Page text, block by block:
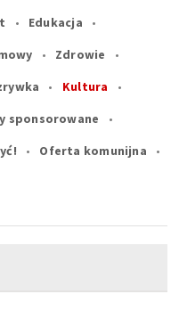
Edukacja
Zdrowie
Kultura
sponsorowane
Oferta komunijna